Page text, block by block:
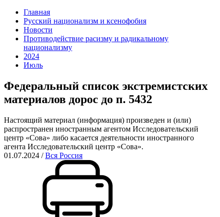
Главная
Русский национализм и ксенофобия
Новости
Противодействие расизму и радикальному
национализму
2024
Июль
Федеральный список экстремистских
материалов дорос до п. 5432
Настоящий материал (информация) произведен и (или)
распространен иностранным агентом Исследовательский
центр «Сова» либо касается деятельности иностранного
агента Исследовательский центр «Сова».
01.07.2024 /Вся Россия